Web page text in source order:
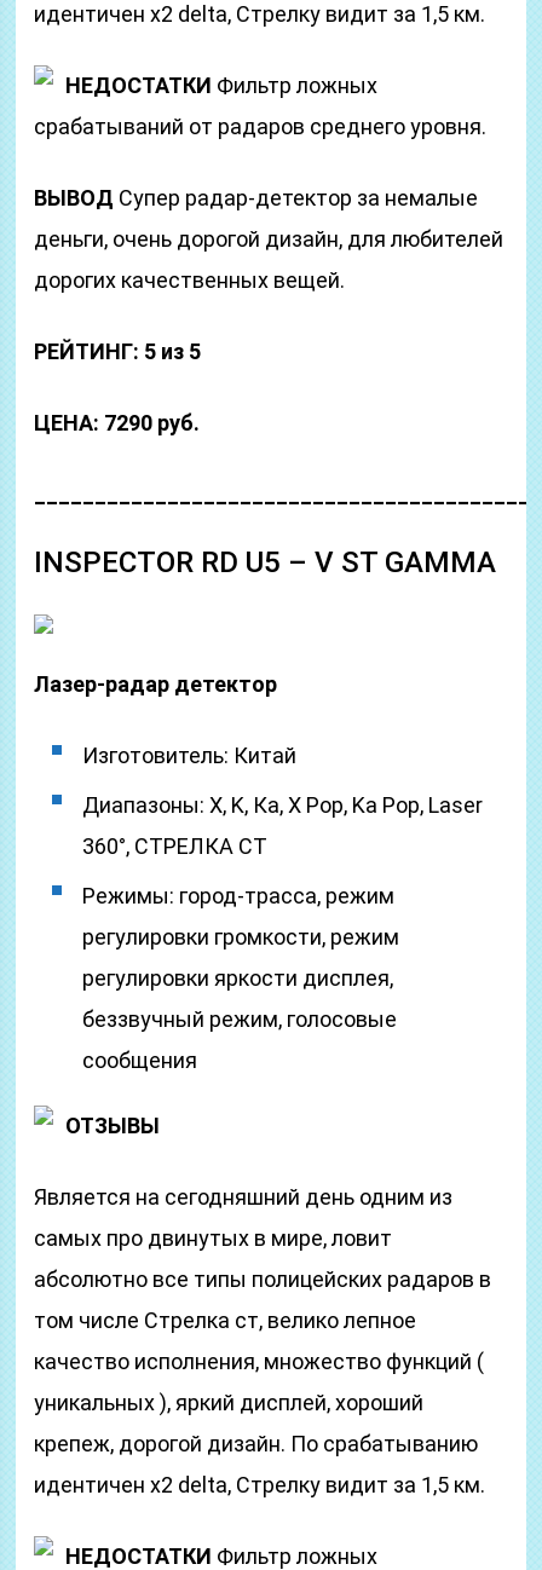
идентичен x2 delta, Стрелку видит за 1,5 км.
НЕДОСТАТКИ Фильтр ложных
срабатываний от радаров среднего уровня.
ВЫВОД Супер радар-детектор за немалые
деньги, очень дорогой дизайн, для любителей
дорогих качественных вещей.
РЕЙТИНГ: 5 из 5
ЦЕНА: 7290 руб.
INSPECTOR RD U5 – V ST GAMMA
Лазер-радар детектор
Изготовитель: Китай
Диапазоны: Х, K, Ка, X Pop, Ka Pop, Laser
360°, СТРЕЛКА СТ
Режимы: город-трасса, режим
регулировки громкости, режим
регулировки яркости дисплея,
беззвучный режим, голосовые
сообщения
ОТЗЫВЫ
Является на сегодняшний день одним из
самых про двинутых в мире, ловит
абсолютно все типы полицейских радаров в
том числе Стрелка ст, велико лепное
качество исполнения, множество функций (
уникальных ), яркий дисплей, хороший
крепеж, дорогой дизайн. По срабатыванию
идентичен x2 delta, Стрелку видит за 1,5 км.
НЕДОСТАТКИ Фильтр ложных